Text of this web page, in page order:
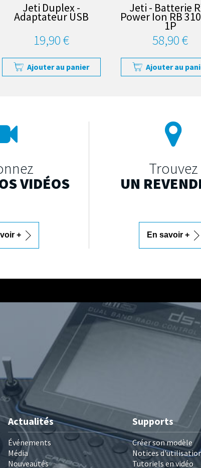
Jeti Duplex -
Adaptateur USB
19,90 €
Ajouter au panier
Jeti - Batterie
Power Ion RB
1P
58,90 €
Ajouter au
VIDÉOS
+
Trouvez
UN
En savoir +
Actualités
Événements
Média
Nouveautés
Supports
Créer son modèle
Notices
Tutoriels en vidéo